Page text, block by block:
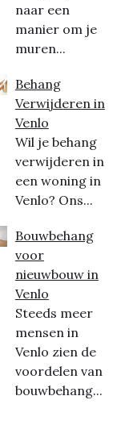
naar een
manier om je
muren...
Behang
Verwijderen in
Venlo
Wil je behang
verwijderen in
een woning in
Venlo? Ons...
Bouwbehang
voor
nieuwbouw in
Venlo
Steeds meer
mensen in
Venlo zien de
voordelen van
bouwbehang...